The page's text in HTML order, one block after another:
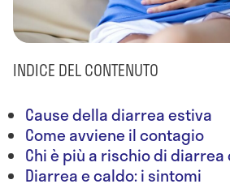
INDICE DEL CONTENUTO
Cause della diarrea estiva
Come avviene il contagio
Chi è più a rischio di
Diarrea e caldo: i sintomi